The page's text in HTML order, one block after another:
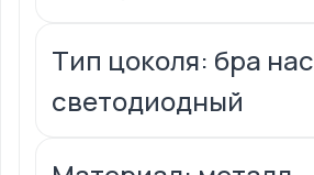
Тип цоколя: бра
светодиодный